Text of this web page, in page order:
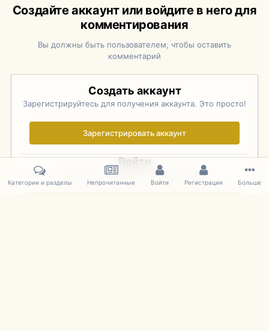
Создайте аккаунт или войдите в него для
комментирования
Вы должны быть пользователем, чтобы оставить
комментарий
Создать аккаунт
Зарегистрируйтесь для получения аккаунта. Это просто!
Зарегистрировать аккаунт
Войти
Уже зарегистрированы? Войдите здесь.
Категории и разделы Непрочитанные Войти Регистрация Больше